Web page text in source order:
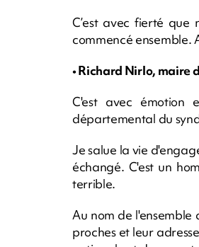
C’est avec fierté que
commencé ensemble.
• Richard Nirlo, maire
C'est avec émotion
départemental du
Je salue la vie
échangé. C'est un
terrible.
Au nom de l'ensemble
proches et leur